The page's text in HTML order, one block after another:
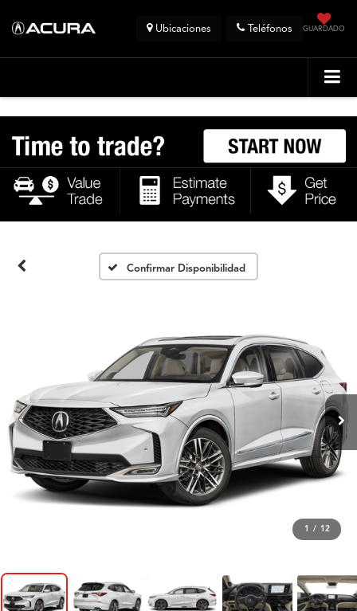
GUARDADO
Ubicaciones Teléfonos
Confirmar Disponibilidad
1 / 12